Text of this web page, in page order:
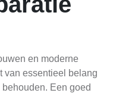
en moderne
van essentieel belang
Een goed